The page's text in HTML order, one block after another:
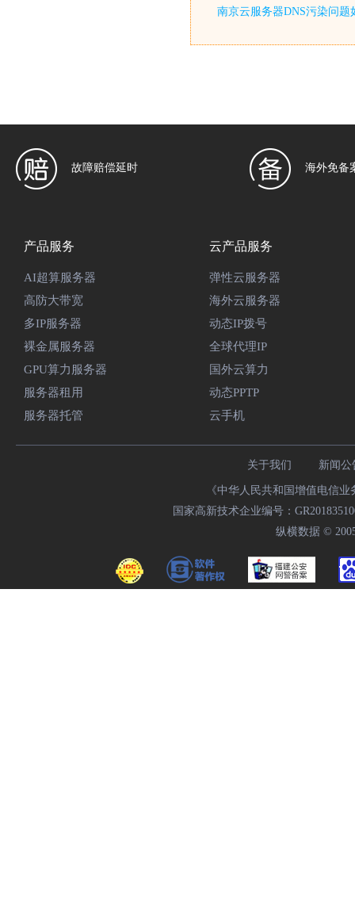
南京云服务器DNS污染问题
故障赔偿延时 海外免备
产品服务
AI超算服务器
高防大带宽
多IP服务器
裸金属服务器
GPU算力服务器
服务器租用
服务器托管
云产品服务
弹性云服务器
海外云服务器
动态IP拨号
全球代理IP
国外云算力
动态PPTP
云手机
关于我们 新闻公
《中华人民共和国增值电信
国家高新技术企业编号：
纵横数据 ©